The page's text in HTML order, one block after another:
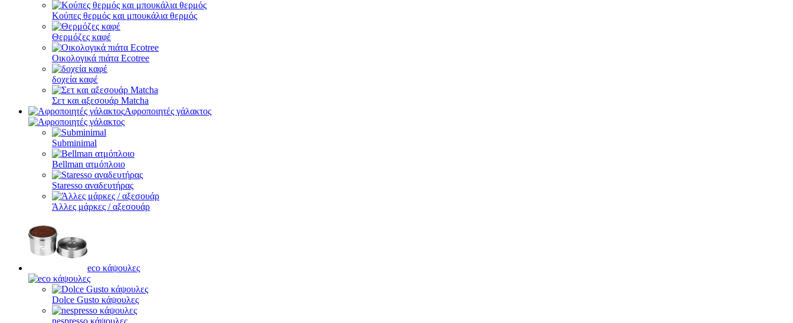
Κούπες θερμός και μπουκάλια θερμός
Θερμόζες καφέ
Οικολογικά πιάτα Ecotree
δοχεία καφέ
Σετ και αξεσουάρ Matcha
Αφροποιητές γάλακτος
Subminimal
Bellman ατμόπλοιο
Staresso αναδευτήρας
Άλλες μάρκες / αξεσουάρ
eco κάψουλες
Dolce Gusto κάψουλες
nespresso κάψουλες